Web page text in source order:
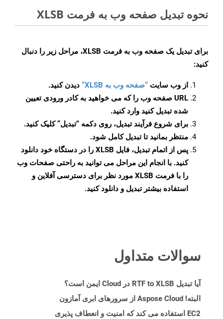
نحوه تبدیل صفحه وب به فرمت XLSB
برای تبدیل یک صفحه وب به فرمت XLSB، مراحل زیر را دنبال
کنید:
از وب سایت “صفحه وب به XLSB”
دیدن کنید.
URL صفحه وب را که می خواهید به کادر ورودی تعیین
شده تبدیل کنید وارد کنید.
برای شروع فرآیند تبدیل، روی دکمه “تبدیل” کلیک کنید.
منتظر بمانید تا تبدیل کامل شود.
پس از اتمام تبدیل، فایل XLSB را در دستگاه خود دانلود
کنید. با انجام این مراحل می توانید به راحتی صفحات وب
را با فرمت XLSB مورد نظر برای دسترسی آفلاین و
استفاده بیشتر تبدیل و دانلود کنید.
سوالات متداول
آیا تبدیل RTF to XLSB در Cloud ایمن است؟
البته! Aspose Cloud از سرورهای ابری آمازون
EC2 استفاده می کند که امنیت و انعطاف پذیری